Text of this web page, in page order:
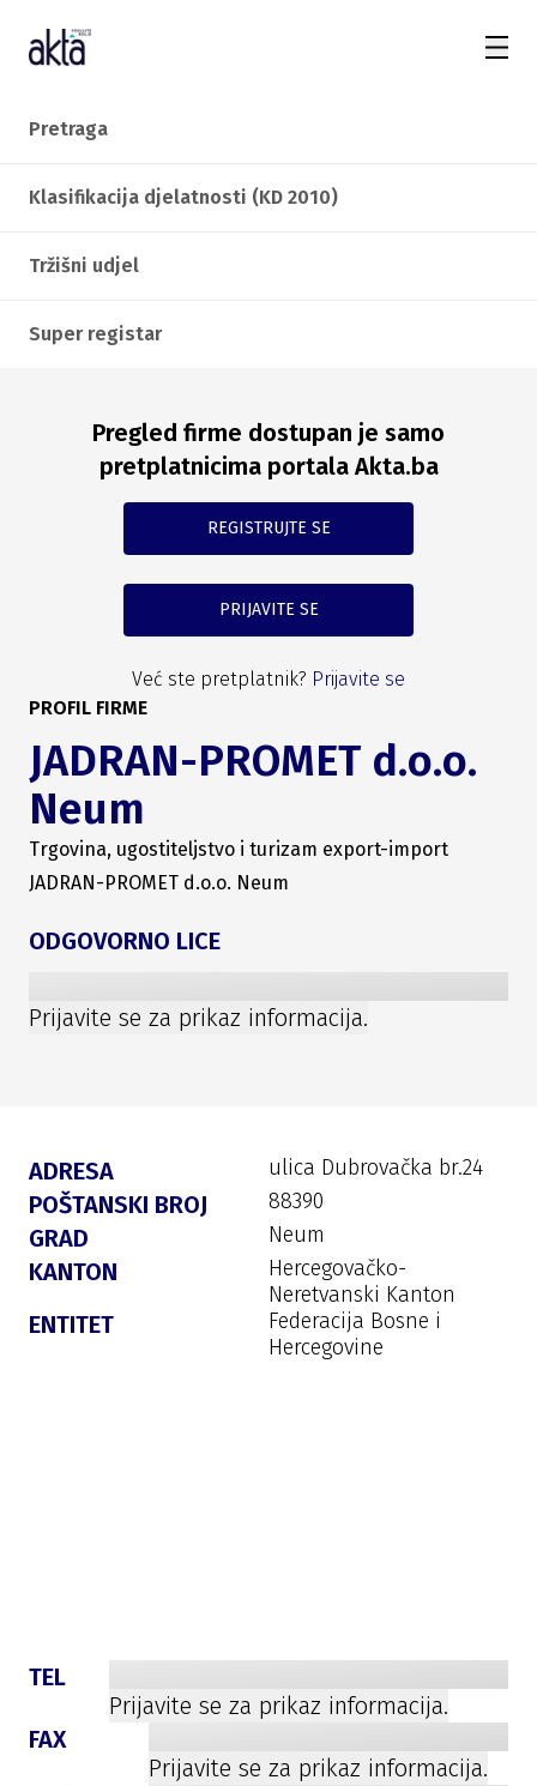
Pretraga
Klasifikacija djelatnosti (KD 2010)
Tržišni udjel
Super registar
Pregled firme dostupan je samo
pretplatnicima portala Akta.ba
REGISTRUJTE SE
PRIJAVITE SE
Već ste pretplatnik? Prijavite se
PROFIL FIRME
JADRAN-PROMET d.o.o.
Neum
Trgovina, ugostiteljstvo i turizam export-import
JADRAN-PROMET d.o.o. Neum
ODGOVORNO LICE
Prijavite se za prikaz informacija.
ADRESA ulica Dubrovačka br.24
POŠTANSKI BROJ 88390
GRAD Neum
KANTON
Hercegovačko-
Neretvanski Kanton
ENTITET
Federacija Bosne i
Hercegovine
TEL
Prijavite se za prikaz informacija.
FAX
Prijavite se za prikaz informacija.